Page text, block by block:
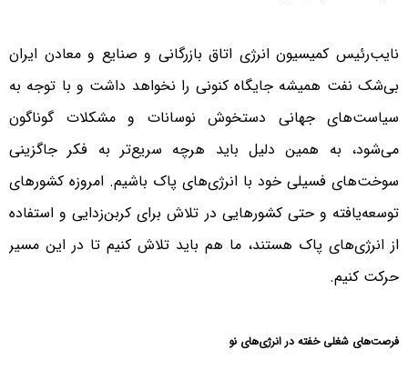
نایب‌رئیس کمیسیون انرژی اتاق بازرگانی و صنایع و معادن ایران
بی‌شک نفت همیشه جایگاه کنونی را نخواهد داشت و با توجه به
سیاست‌های جهانی دستخوش نوسانات و مشکلات گوناگون
می‌شود، به همین دلیل باید هرچه سریع‌تر به فکر جاگزینی
سوخت‌های فسیلی خود با انرژی‌های پاک باشیم. امروزه کشورهای
توسعه‌یافته و حتی کشورهایی در تلاش برای کربن‌زدایی و استفاده
از انرژی‌های پاک هستند، ما هم باید تلاش کنیم تا در این مسیر
حرکت کنیم.
فرصت‌های شغلی خفته در انرژی‌های نو